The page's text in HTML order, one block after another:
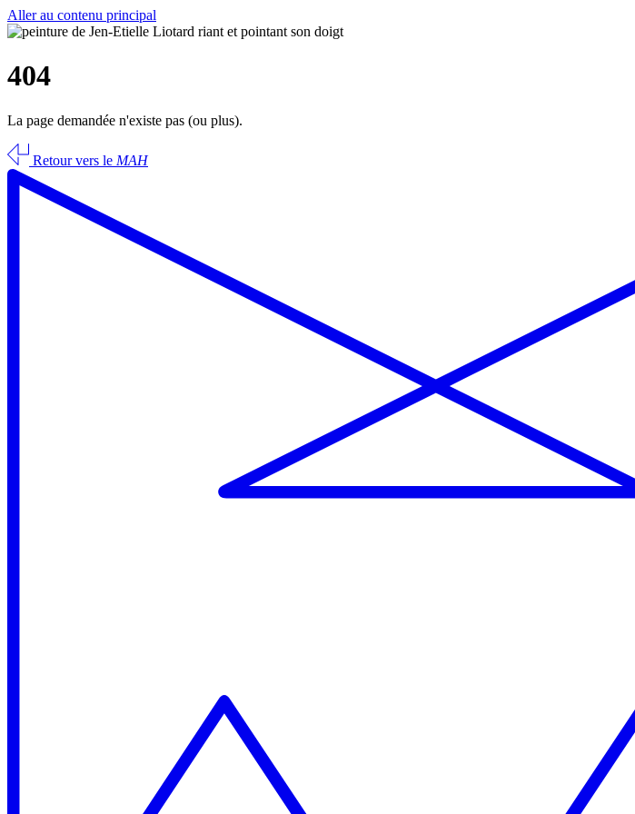
Aller au contenu principal
404
La page demandée n'existe pas (ou plus).
Retour vers le MAH